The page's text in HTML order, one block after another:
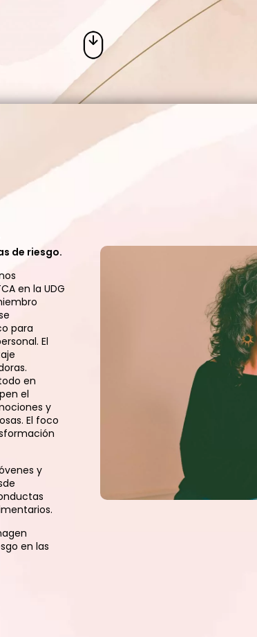
de riesgo​.
en la UDG
para
El
en
el
y
El foco
y
en las